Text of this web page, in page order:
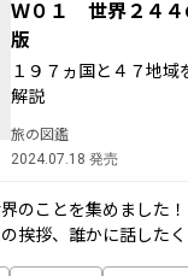
Ｗ０１ 世界２４
版
１９７ヵ国と４７地域
解説
旅の図鑑
2024.07.18 発売
のことを集めました！
挨拶、誰かに話したく